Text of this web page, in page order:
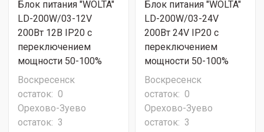
Блок питания "WOLTA"
LD-200W/03-12V
200Вт 12В IP20 с
переключением
мощности 50-100%
Воскресенск
остаток: 0
Орехово-Зуево
остаток: 3
Блок питания "WOLTA"
LD-200W/03-24V
200Вт 24V IP20 с
переключением
мощности 50-100%
Воскресенск
остаток: 0
Орехово-Зуево
остаток: 3